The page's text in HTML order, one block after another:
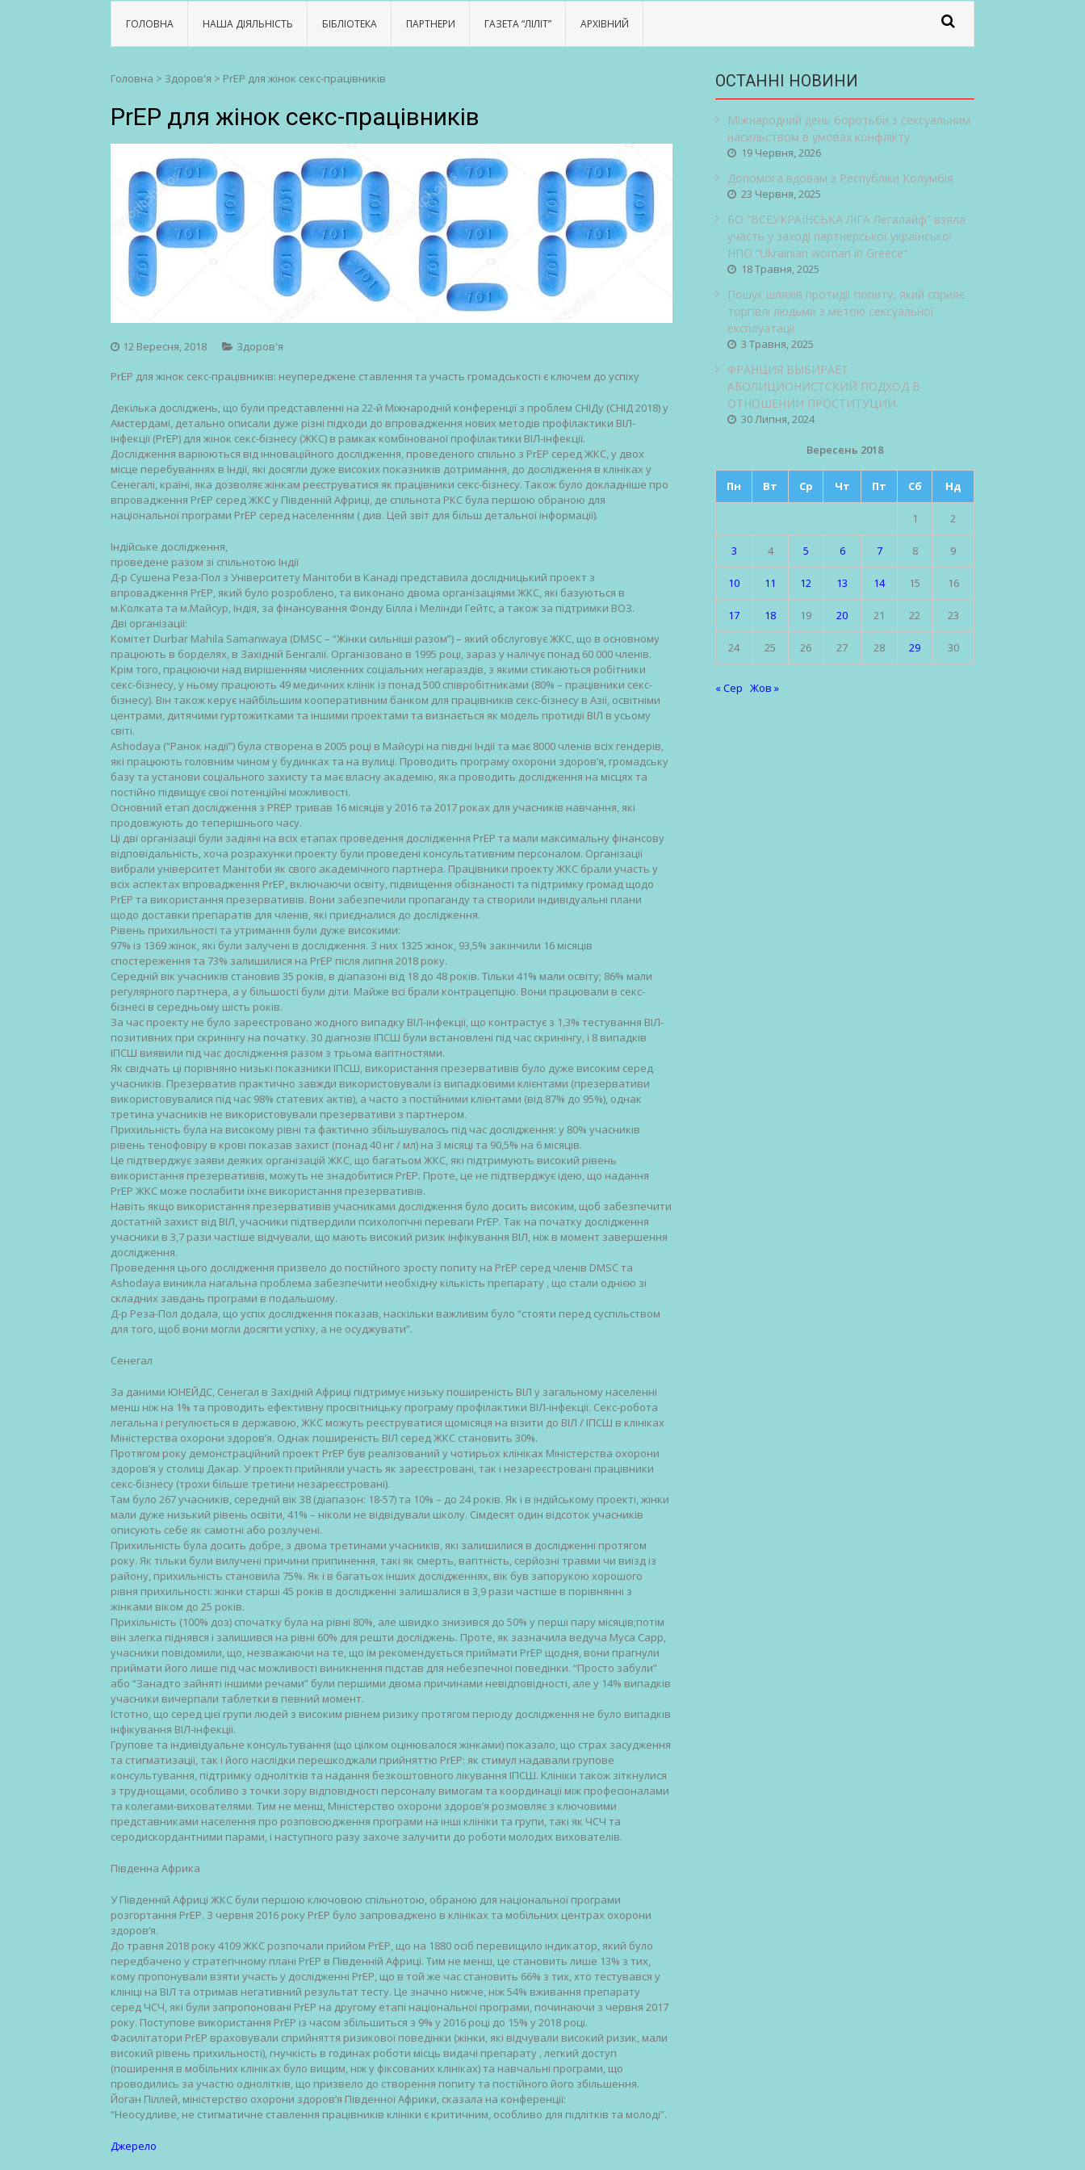
ГОЛОВНА НАША ДІЯЛЬНІСТЬ БІБЛІОТЕКА ПАРТНЕРИ ГАЗЕТА “ЛІЛІТ” АРХІВНИЙ
Головна > Здоров'я > PrEP для жінок секс-працівників
PrEP для жінок секс-працівників
12 Вересня, 2018 Здоров'я
PrEP для жінок секс-працівників: неупереджене ставлення та участь громадськості є ключем до успіху
Декілька досліджень, що були представленні на 22-й Міжнародній конференції з проблем СНІДу (СНІД 2018) у
Амстердамі, детально описали дуже різні підходи до впровадження нових методів профілактики ВІЛ-
інфекції (PrEP) для жінок секс-бізнесу (ЖКС) в рамках комбінованої профілактики ВІЛ-інфекції.
Дослідження варіюються від інноваційного дослідження, проведеного спільно з PrEP серед ЖКС, у двох
місце перебуваннях в Індії, які досягли дуже високих показників дотримання, до дослідження в клініках у
Сенегалі, країні, яка дозволяє жінкам реєструватися як працівники секс-бізнесу. Також було докладніше про
впровадження PrEP серед ЖКС у Південній Африці, де спільнота РКС була першою обраною для
національної програми PrEP серед населенням ( див. Цей звіт для більш детальної інформації).
Індійське дослідження,
проведене разом зі спільнотою Індії
Д-р Сушена Реза-Пол з Університету Манітоби в Канаді представила дослідницький проект з
впровадження PrEP, який було розроблено, та виконано двома організаціями ЖКС, які базуються в
м.Колката та м.Майсур, Індія, за фінансування Фонду Білла і Мелінди Гейтс, а також за підтримки ВОЗ.
Дві організації:
Комітет Durbar Mahila Samanwaya (DMSC – “Жінки сильніші разом”) – який обслуговує ЖКС, що в основному
працюють в борделях, в Західній Бенгалії. Організовано в 1995 році, зараз у налічує понад 60 000 членів.
Крім того, працюючи над вирішенням численних соціальних негараздів, з якими стикаються робітники
секс-бізнесу, у ньому працюють 49 медичних клінік із понад 500 співробітниками (80% – працівники секс-
бізнесу). Він також керує найбільшим кооперативним банком для працівників секс-бізнесу в Азії, освітніми
центрами, дитячими гуртожитками та іншими проектами та визнається як модель протидії ВІЛ в усьому
світі.
Ashodaya (“Ранок надії”) була створена в 2005 році в Майсурі на півдні Індії та має 8000 членів всіх гендерів,
які працюють головним чином у будинках та на вулиці. Проводить програму охорони здоров’я, громадську
базу та установи соціального захисту та має власну академію, яка проводить дослідження на місцях та
постійно підвищує свої потенційні можливості.
Основний етап дослідження з PREP тривав 16 місяців у 2016 та 2017 роках для учасників навчання, які
продовжують до теперішнього часу.
Ці дві організації були задіяні на всіх етапах проведення дослідження PrEP та мали максимальну фінансову
відповідальність, хоча розрахунки проекту були проведені консультативним персоналом. Організації
вибрали університет Манітоби як свого академічного партнера. Працівники проекту ЖКС брали участь у
всіх аспектах впровадження PrEP, включаючи освіту, підвищення обізнаності та підтримку громад щодо
PrEP та використання презервативів. Вони забезпечили пропаганду та створили індивідуальні плани
щодо доставки препаратів для членів, які приєдналися до дослідження.
Рівень прихильності та утримання були дуже високими:
97% із 1369 жінок, які були залучені в дослідження. З них 1325 жінок, 93,5% закінчили 16 місяців
спостереження та 73% залишилися на PrEP після липня 2018 року.
Середній вік учасників становив 35 років, в діапазоні від 18 до 48 років. Тільки 41% мали освіту; 86% мали
регулярного партнера, а у більшості були діти. Майже всі брали контрацепцію. Вони працювали в секс-
бізнесі в середньому шість років.
За час проекту не було зареєстровано жодного випадку ВІЛ-інфекції, що контрастує з 1,3% тестування ВІЛ-
позитивних при скринінгу на початку. 30 діагнозів ІПСШ були встановлені під час скринінгу, і 8 випадків
ІПСШ виявили під час дослідження разом з трьома вагітностями.
Як свідчать ці порівняно низькі показники ІПСШ, використання презервативів було дуже високим серед
учасників. Презерватив практично завжди використовували із випадковими клієнтами (презервативи
використовувалися під час 98% статевих актів), а часто з постійними клієнтами (від 87% до 95%), однак
третина учасників не використовували презервативи з партнером.
Прихильність була на високому рівні та фактично збільшувалось під час дослідження: у 80% учасників
рівень тенофовіру в крові показав захист (понад 40 нг / мл) на 3 місяці та 90,5% на 6 місяців.
Це підтверджує заяви деяких організацій ЖКС, що багатьом ЖКС, які підтримують високий рівень
використання презервативів, можуть не знадобитися PrEP. Проте, це не підтверджує ідею, що надання
PrEP ЖКС може послабити їхнє використання презервативів.
Навіть якщо використання презервативів учасниками дослідження було досить високим, щоб забезпечити
достатній захист від ВІЛ, учасники підтвердили психологічні переваги PrEP. Так на початку дослідження
учасники в 3,7 рази частіше відчували, що мають високий ризик інфікування ВІЛ, ніж в момент завершення
дослідження.
Проведення цього дослідження призвело до постійного зросту попиту на PrEP серед членів DMSC та
Ashodaya виникла нагальна проблема забезпечити необхідну кількість препарату , що стали однією зі
складних завдань програми в подальшому.
Д-р Реза-Пол додала, що успіх дослідження показав, наскільки важливим було “стояти перед суспільством
для того, щоб вони могли досягти успіху, а не осуджувати”.
Сенегал
За даними ЮНЕЙДС, Сенегал в Західній Африці підтримує низьку поширеність ВІЛ у загальному населенні
менш ніж на 1% та проводить ефективну просвітницьку програму профілактики ВІЛ-інфекції. Секс-робота
легальна і регулюється в державою, ЖКС можуть реєструватися щомісяця на візити до ВІЛ / ІПСШ в клініках
Міністерства охорони здоров’я. Однак поширеність ВІЛ серед ЖКС становить 30%.
Протягом року демонстраційний проект PrEP був реалізований у чотирьох клініках Міністерства охорони
здоров’я у столиці Дакар. У проекті прийняли участь як зареєстровані, так і незареєстровані працівники
секс-бізнесу (трохи більше третини незареєстровані).
Там було 267 учасників, середній вік 38 (діапазон: 18-57) та 10% – до 24 років. Як і в індійському проекті, жінки
мали дуже низький рівень освіти, 41% – ніколи не відвідували школу. Сімдесят один відсоток учасників
описують себе як самотні або розлучені.
Прихильність була досить добре, з двома третинами учасників, які залишилися в дослідженні протягом
року. Як тільки були вилучені причини припинення, такі як смерть, вагітність, серйозні травми чи виїзд із
району, прихильність становила 75%. Як і в багатьох інших дослідженнях, вік був запорукою хорошого
рівня прихильності: жінки старші 45 років в дослідженні залишалися в 3,9 рази частіше в порівнянні з
жінками віком до 25 років.
Прихільність (100% доз) спочатку була на рівні 80%, але швидко знизився до 50% у перші пару місяців;потім
він злегка піднявся і залишився на рівні 60% для решти досліджень. Проте, як зазначила ведуча Муса Сарр,
учасники повідомили, що, незважаючи на те, що їм рекомендується приймати PrEP щодня, вони прагнули
приймати його лише під час можливості виникнення підстав для небезпечної поведінки. “Просто забули”
або “Занадто зайняті іншими речами” були першими двома причинами невідповідності, але у 14% випадків
учасники вичерпали таблетки в певний момент.
Істотно, що серед цієї групи людей з високим рівнем ризику протягом періоду дослідження не було випадків
інфікування ВІЛ-інфекції.
Групове та індивідуальне консультування (що цілком оцінювалося жінками) показало, що страх засудження
та стигматизації, так і його наслідки перешкоджали прийняттю PrEP: як стимул надавали групове
консультування, підтримку однолітків та надання безкоштовного лікування ІПСШ. Клініки також зіткнулися
з труднощами, особливо з точки зору відповідності персоналу вимогам та координації між професіоналами
та колегами-вихователями. Тим не менш, Міністерство охорони здоров’я розмовляє з ключовими
представниками населення про розповсюдження програми на інші клініки та групи, такі як ЧСЧ та
серодискордантними парами, і наступного разу захоче залучити до роботи молодих вихователів.
Південна Африка
У Південній Африці ЖКС були першою ключовою спільнотою, обраною для національної програми
розгортання PrEP. З червня 2016 року PrEP було запроваджено в клініках та мобільних центрах охорони
здоров’я.
До травня 2018 року 4109 ЖКС розпочали прийом PrEP, що на 1880 осіб перевищило індикатор, який було
передбачено у стратегічному плані PrEP в Південній Африці. Тим не менш, це становить лише 13% з тих,
кому пропонували взяти участь у дослідженні PrEP, що в той же час становить 66% з тих, хто тестувався у
клініці на ВІЛ та отримав негативний результат тесту. Це значно нижче, ніж 54% вживання препарату
серед ЧСЧ, які були запропоновані PrEP на другому етапі національної програми, починаючи з червня 2017
року. Поступове використання PrEP із часом збільшиться з 9% у 2016 році до 15% у 2018 році.
Фасилітатори PrEP враховували сприйняття ризикової поведінки (жінки, які відчували високий ризик, мали
високий рівень прихильності), гнучкість в годинах роботи місць видачі препарату , легкий доступ
(поширення в мобільних клініках було вищим, ніж у фіксованих клініках) та навчальні програми, що
проводились за участю однолітків, що призвело до створення попиту та постійного його збільшення.
Йоган Піллей, міністерство охорони здоров’я Південної Африки, сказала на конференції:
“Неосудливе, не стигматичне ставлення працівників клініки є критичним, особливо для підлітків та молоді”.
Джерело
ОСТАННІ НОВИНИ
Міжнародний день боротьби з сексуальним
насильством в умовах конфлікту
19 Червня, 2026
Допомога вдовам з Республіки Колумбія
23 Червня, 2025
БО “ВСЕУКРАЇНСЬКА ЛІГА Легалайф” взяла
участь у заході партнерської української
НПО “Ukrainian woman in Greece”
18 Травня, 2025
Пошук шляхів протидії попиту, який сприяє
торгівлі людьми з метою сексуальної
експлуатації
3 Травня, 2025
ФРАНЦИЯ ВЫБИРАЕТ
АБОЛИЦИОНИСТСКИЙ ПОДХОД В
ОТНОШЕНИИ ПРОСТИТУЦИИ.
30 Липня, 2024
Вересень 2018
Пн Вт Ср Чт Пт Сб Нд
1 2
3 4 5 6 7 8 9
10 11 12 13 14 15 16
17 18 19 20 21 22 23
24 25 26 27 28 29 30
« Сер Жов »